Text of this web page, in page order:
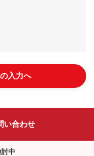
入力へ
い合わせ
中